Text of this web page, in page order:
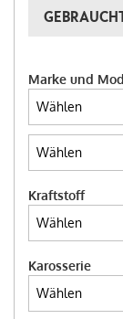
SPRACHE:
DEUTSCH
ITALIANO
Marke und
Kraftstoff
Karosserie